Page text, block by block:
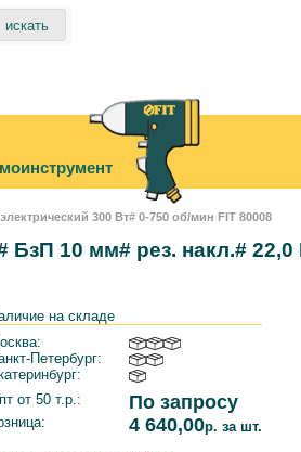
300 Вт# 0-750 об/мин FIT 80008
10 мм# рез. накл.#
на складе
Петербург:
от 50 т.р.:
По запросу
4 640,00р. за шт.